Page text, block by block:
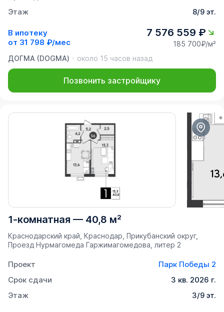
Этаж
8/9 эт.
В ипотеку
от 31 798 ₽/мес
7 576 559 ₽
185 700₽/м²
ДОГМА (DOGMA)
около 15 часов назад
Позвонить застройщику
1-комнатная — 40,8 м²
Краснодарский край, Краснодар, Прикубанский округ,
Проезд Нурмагомеда Гаржимагомедова, литер 2
Проект
Парк Победы 2
Срок сдачи
3 кв. 2026 г.
Этаж
3/9 эт.